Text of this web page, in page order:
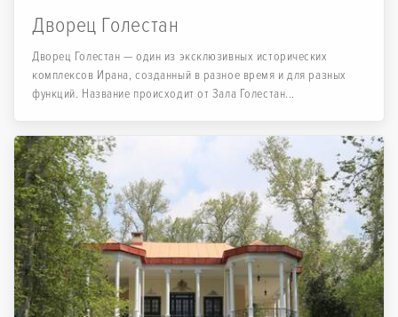
Дворец Голестан
Дворец Голестан — один из эксклюзивных исторических
комплексов Ирана, созданный в разное время и для разных
функций. Название происходит от Зала Голестан...